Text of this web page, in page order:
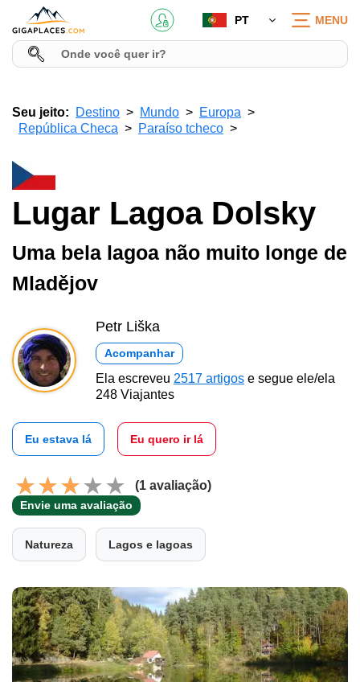
PT MENU
Seu jeito: Destino Mundo
Europa
República Checa
Paraíso tcheco
Lugar Lagoa Dolsky
Uma bela lagoa não muito longe de
Mladějov
Petr Liška
Acompanhar
Ela escreveu 2517 artigos e segue ele/ela
248 Viajantes
Eu estava lá Eu quero ir lá
(1 avaliação)
Envie uma avaliação
Natureza Lagos e lagoas